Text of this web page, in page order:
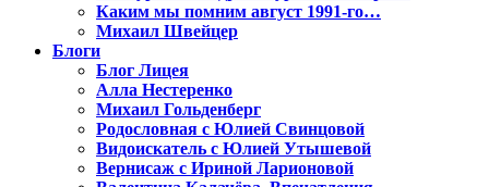
Каким мы помним август 1991-го…
Михаил Швейцер
Блоги
Блог Лицея
Алла Нестеренко
Михаил Гольденберг
Родословная с Юлией Свинцовой
Видоискатель с Юлией Утышевой
Вернисаж с Ириной Ларионовой